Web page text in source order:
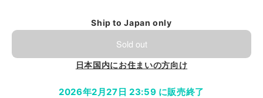
Ship to Japan only
Sold out
日本国内にお住まいの方向け
2026年2月27日 23:59 に販売終了